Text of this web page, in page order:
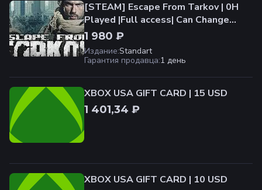
[STEAM] Escape From Tarkov | 0H
Played |Full access| Can Change
Data | Fast Delivery
1 980 ₽
Издание:Standart
Гарантия продавца:1 день
XBOX USA GIFT CARD | 15 USD
1 401,34 ₽
XBOX USA GIFT CARD | 10 USD